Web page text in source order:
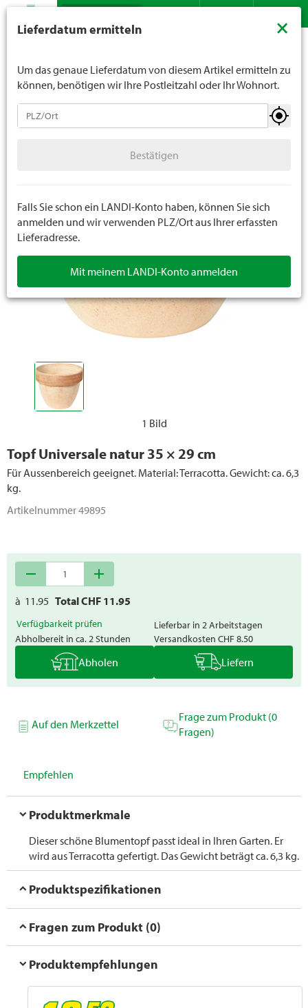
Suche
1 Bild
Topf Universale natur 35 × 29 cm
Für Aussenbereich geeignet. Material: Terracotta. Gewicht: ca. 6,3
kg.
Artikelnummer49895
remove add
à 11.95 Total CHF 11.95
Verfügbarkeit prüfen
Abholbereit in ca. 2 Stunden
Lieferbar in 2 Arbeitstagen
Versandkosten CHF 8.50
Abholen Liefern
Auf den Merkzettel
Frage zum Produkt (0
Fragen)
Empfehlen
Produktmerkmale
Dieser schöne Blumentopf passt ideal in Ihren Garten. Er
wird aus Terracotta gefertigt. Das Gewicht beträgt ca. 6,3 kg.
Produktspezifikationen
Fragen zum Produkt (0)
Produktempfehlungen
Töpfe
Untersetzer
Pflanzenroller
Lieferdatum ermitteln ×
Um das genaue Lieferdatum von diesem Artikel ermitteln zu
können, benötigen wir Ihre Postleitzahl oder Ihr Wohnort.
Bestätigen
Falls Sie schon ein LANDI-Konto haben, können Sie sich
anmelden und wir verwenden PLZ/Ort aus Ihrer erfassten
Lieferadresse.
Mit meinem LANDI-Konto anmelden
unter 16 Jahren. Für Spirituosen gilt die Altersgrenze von
Sie uns verbindlich Ihr Alter an.